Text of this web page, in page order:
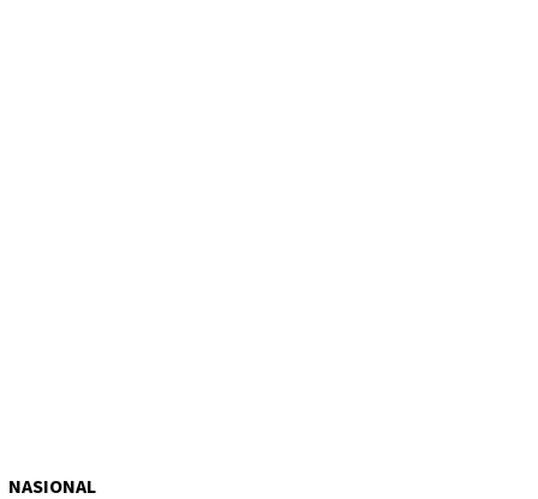
NASIONAL